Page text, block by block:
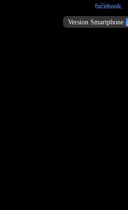
Version Smartphone